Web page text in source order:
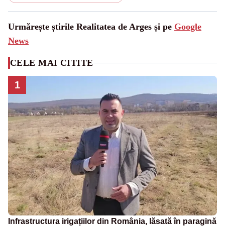
Urmărește știrile Realitatea de Arges și pe Google
News
CELE MAI CITITE
1
Infrastructura irigațiilor din România, lăsată în paragină